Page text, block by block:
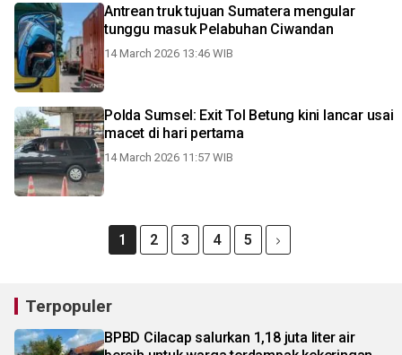
Antrean truk tujuan Sumatera mengular
tunggu masuk Pelabuhan Ciwandan
14 March 2026 13:46 WIB
Polda Sumsel: Exit Tol Betung kini lancar usai
macet di hari pertama
14 March 2026 11:57 WIB
1 2 3 4 5
Terpopuler
BPBD Cilacap salurkan 1,18 juta liter air